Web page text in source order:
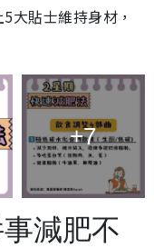
大貼士維持身材，
+7
減肥不